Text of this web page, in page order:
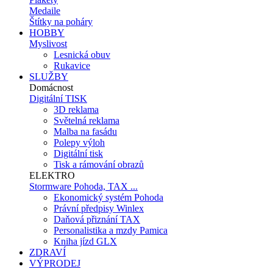
Medaile
Štítky na poháry
HOBBY
Myslivost
Lesnická obuv
Rukavice
SLUŽBY
Domácnost
Digitální TISK
3D reklama
Světelná reklama
Malba na fasádu
Polepy výloh
Digitální tisk
Tisk a rámování obrazů
ELEKTRO
Stormware Pohoda, TAX ...
Ekonomický systém Pohoda
Právní předpisy Winlex
Daňová přiznání TAX
Personalistika a mzdy Pamica
Kniha jízd GLX
ZDRAVÍ
VÝPRODEJ